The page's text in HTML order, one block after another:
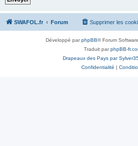
SWAFOL.fr Forum Supprimer les
Développé parphpBB® Forum
Traduit parphpBB-
Drapeaux des Pays par
Confidentialité |